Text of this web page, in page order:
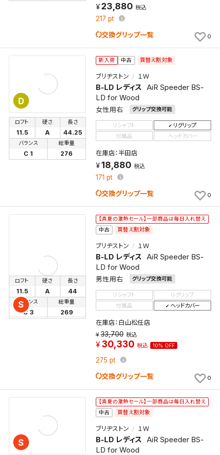
23,880 税込
217 pt
交換グリップ一覧 0
D
新入荷 中古 買替え割対象
ブリヂストン １Ｗ
B-LD レディス AiR Speeder BS-
LD for Wood
女性用右 グリップ交換可能
ロフト
11.5
硬さ
A
長さ
44.25
バランス
C 1
総重量
276
リシャフト
リグリップ
付属品
ヘッドカバー
在庫店：半田店
18,880 税込
171 pt
交換グリップ一覧 0
S
【真夏の激熱セール】一部商品は毎日入れ替え
中古
買替え割対象
ブリヂストン １Ｗ
B-LD レディス AiR Speeder BS-
LD for Wood
男性用右 グリップ交換可能
ロフト
11.5
硬さ
A
長さ
44
バランス
C 3
総重量
269
リシャフト
リグリップ
付属品
ヘッドカバー
在庫店：白山松任店
33,700 税込
30,330 税込 10% OFF
275 pt
交換グリップ一覧 0
S
【真夏の激熱セール】一部商品は毎日入れ替え
中古
買替え割対象
ブリヂストン １Ｗ
B-LD レディス AiR Speeder BS-
LD for Wood